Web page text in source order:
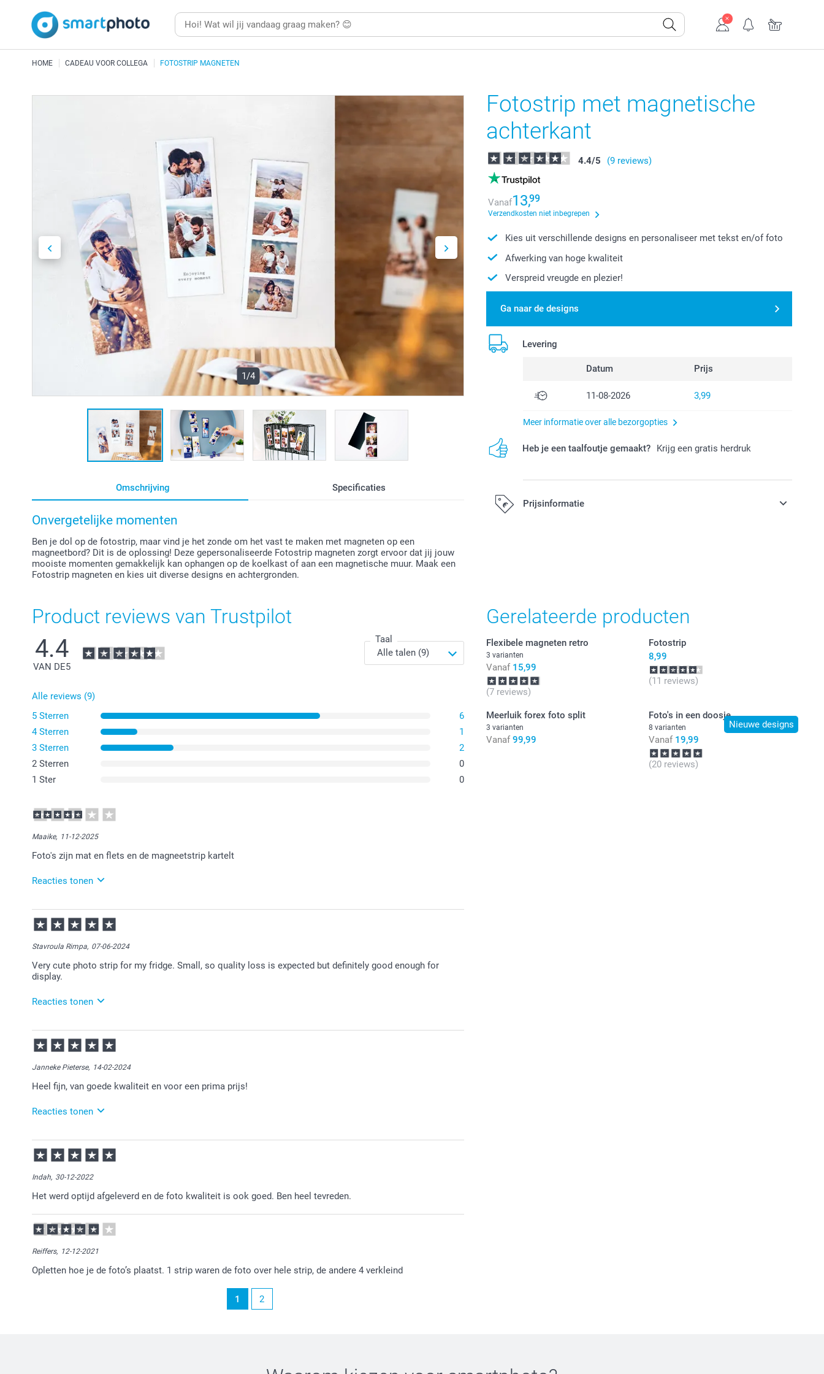
HOME CADEAU VOOR COLLEGA FOTOSTRIP MAGNETEN
1/4
Omschrijving Specificaties
Onvergetelijke momenten
Ben je dol op de fotostrip, maar vind je het zonde om het vast te maken met magneten op een
magneetbord? Dit is de oplossing! Deze gepersonaliseerde Fotostrip magneten zorgt ervoor dat jij jouw
mooiste momenten gemakkelijk kan ophangen op de koelkast of aan een magnetische muur. Maak een
Fotostrip magneten en kies uit diverse designs en achtergronden.
Fotostrip met magnetische
achterkant
4.4/5 (9 reviews)
Vanaf13,99
Verzendkosten niet inbegrepen
Kies uit verschillende designs en personaliseer met tekst en/of foto
Afwerking van hoge kwaliteit
Verspreid vreugde en plezier!
Ga naar de designs
Levering
Datum Prijs
11-08-2026 3,99
Meer informatie over alle bezorgopties
Heb je een taalfoutje gemaakt? Krijg een gratis herdruk
Prijsinformatie
Product reviews van Trustpilot
4.4
VAN DE5
Taal
Alle reviews (9)
5 Sterren
6
4 Sterren
1
3 Sterren
2
2 Sterren
0
1 Ster
0
Maaike, 11-12-2025
Foto's zijn mat en flets en de magneetstrip kartelt
Reacties tonen
16-12-2025
13:14
Dat is vervelend te lezen.
Wij kijken graag met je mee.
Stavroula Rimpa, 07-06-2024
Very cute photo strip for my fridge. Small, so quality loss is expected but definitely good enough for
display.
Reacties tonen
10-06-2024
14:41
Bedankt voor je bericht.
Janneke Pieterse, 14-02-2024
Heel fijn, van goede kwaliteit en voor een prima prijs!
Reacties tonen
14-02-2024
15:21
Bedankt voor je positieve feedback. Fijn om te lezen dat je tevreden bent over onze prijs kwaliteit
verhouding. Heel veel plezier van je bestelling en graag tot ziens!
Indah, 30-12-2022
Het werd optijd afgeleverd en de foto kwaliteit is ook goed. Ben heel tevreden.
Reiffers, 12-12-2021
Opletten hoe je de foto’s plaatst. 1 strip waren de foto over hele strip, de andere 4 verkleind
1 2
Gerelateerde producten
Flexibele magneten retro
3 varianten
Vanaf 15,99
(7 reviews)
Fotostrip
8,99
(11 reviews)
Meerluik forex foto split
3 varianten
Vanaf 99,99
Nieuwe designs
Foto's in een doosje
8 varianten
Vanaf 19,99
(20 reviews)